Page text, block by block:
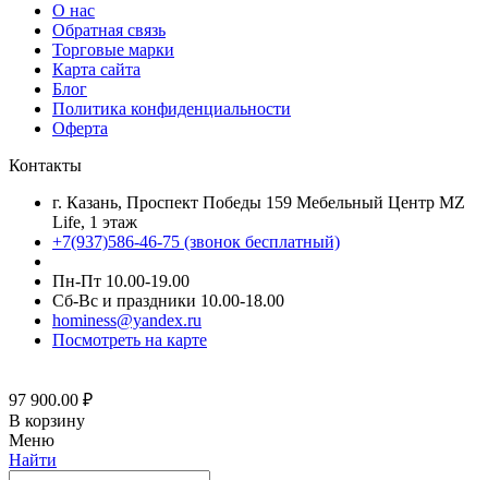
О нас
Обратная связь
Торговые марки
Карта сайта
Блог
Политика конфиденциальности
Оферта
Контакты
г. Казань, Проспект Победы 159 Мебельный Центр MZ
Life, 1 этаж
+7(937)586-46-75 (звонок бесплатный)
Пн-Пт 10.00-19.00
Сб-Вс и праздники 10.00-18.00
hominess@yandex.ru
Посмотреть на карте
97 900.00 ₽
В корзину
Меню
Найти